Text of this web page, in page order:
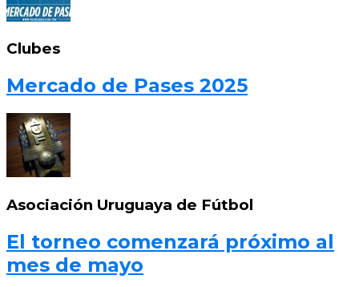
Clubes
Mercado de Pases 2025
Asociación Uruguaya de Fútbol
El torneo comenzará próximo al
mes de mayo